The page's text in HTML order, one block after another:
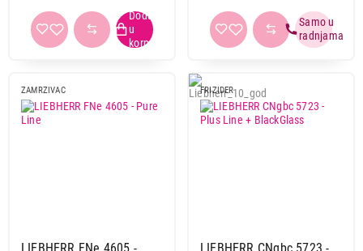
ZAMRZIVAC
LIEBHERR FNe 4605 -
FRIZIDER
LIEBHERR CNgbc 5723 -